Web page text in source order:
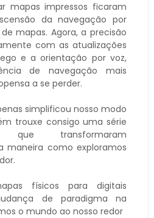
mapas impressos ficaram
da navegação por
mapas. Agora, a precisão
com as atualizações
e a orientação por voz,
de navegação mais
a se perder.
simplificou nosso modo
trouxe consigo uma série
transformaram
maneira como exploramos
físicos para digitais
de paradigma na
o mundo ao nosso redor